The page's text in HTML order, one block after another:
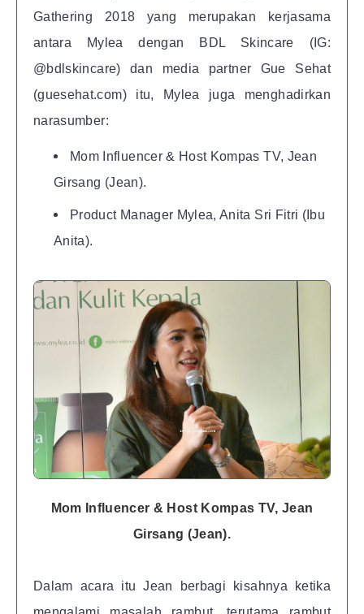
Gathering 2018 yang merupakan kerjasama
antara Mylea dengan BDL Skincare (IG:
@bdlskincare) dan media partner Gue Sehat
(guesehat.com) itu, Mylea juga menghadirkan
narasumber:
Mom Influencer & Host Kompas TV, Jean
Girsang (Jean).
Product Manager Mylea, Anita Sri Fitri (Ibu
Anita).
Mom Influencer & Host Kompas TV, Jean
Girsang (Jean).
Dalam acara itu Jean berbagi kisahnya ketika